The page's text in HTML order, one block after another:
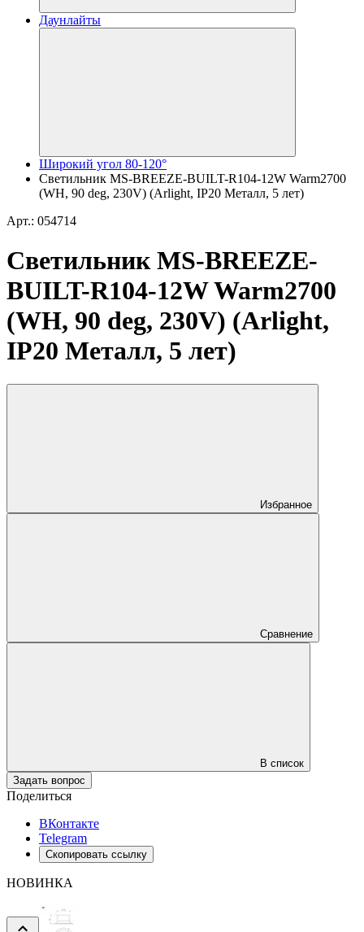
Даунлайты
Широкий угол 80-120°
Светильник MS-BREEZE-BUILT-R104-12W Warm2700
(WH, 90 deg, 230V) (Arlight, IP20 Металл, 5 лет)
Арт.: 054714
Светильник MS-BREEZE-
BUILT-R104-12W Warm2700
(WH, 90 deg, 230V) (Arlight,
IP20 Металл, 5 лет)
Избранное
Сравнение
В список
Задать вопрос
Поделиться
ВКонтакте
Telegram
Скопировать ссылку
НОВИНКА